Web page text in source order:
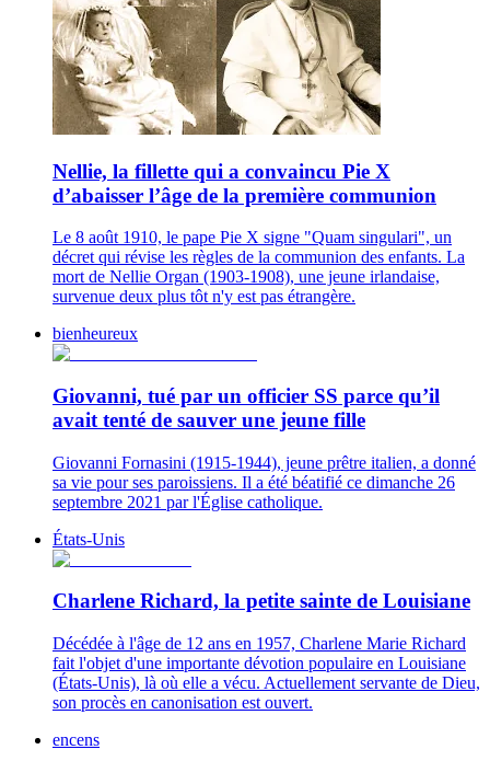
Nellie, la fillette qui a convaincu Pie X
d’abaisser l’âge de la première communion
Le 8 août 1910, le pape Pie X signe "Quam singulari", un
décret qui révise les règles de la communion des enfants. La
mort de Nellie Organ (1903-1908), une jeune irlandaise,
survenue deux plus tôt n'y est pas étrangère.
bienheureux
Giovanni, tué par un officier SS parce qu’il
avait tenté de sauver une jeune fille
Giovanni Fornasini (1915-1944), jeune prêtre italien, a donné
sa vie pour ses paroissiens. Il a été béatifié ce dimanche 26
septembre 2021 par l'Église catholique.
États-Unis
Charlene Richard, la petite sainte de Louisiane
Décédée à l'âge de 12 ans en 1957, Charlene Marie Richard
fait l'objet d'une importante dévotion populaire en Louisiane
(États-Unis), là où elle a vécu. Actuellement servante de Dieu,
son procès en canonisation est ouvert.
encens